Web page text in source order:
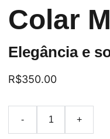
Colar
Elegância e
R$350.00
- +